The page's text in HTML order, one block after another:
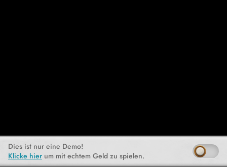
Dies ist nur eine Demo!
Klicke hier um mit echtem Geld zu spielen.